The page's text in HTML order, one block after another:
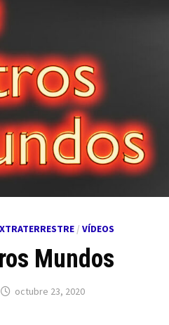
/ VÍDEOS
Mundos
octubre 23, 2020